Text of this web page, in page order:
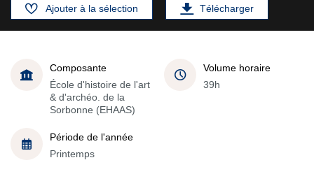
Ajouter à la sélection Télécharger
Composante
École d'histoire de l'art
& d'archéo. de la
Sorbonne (EHAAS)
Volume horaire
39h
Période de l'année
Printemps